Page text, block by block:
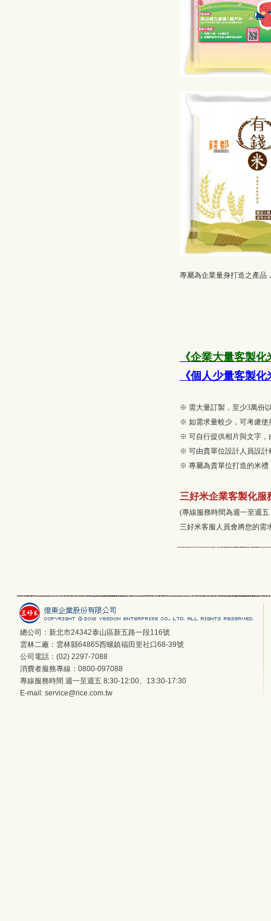
專屬為企業量身打造之產品
《企業大量客製
《個人少量客製
※ 需大量訂製，至少3萬份
※ 如需求量較少，可考慮使
※ 可自行提供相片與文字，
※ 可由貴單位設計人員設計
※ 專屬為貴單位打造的米禮
三好米企業客製化服
(專線服務時間為週一至週五
三好米客服人員會將您的需
總公司：新北市24342泰山區新五路一段116號
雲林二廠：雲林縣64865西螺鎮福田里社口68-39號
公司電話：(02) 2297-7088
消費者服務專線：0800-097088
專線服務時間 週一至週五 8:30-12:00、13:30-17:30
E-mail: service@rice.com.tw